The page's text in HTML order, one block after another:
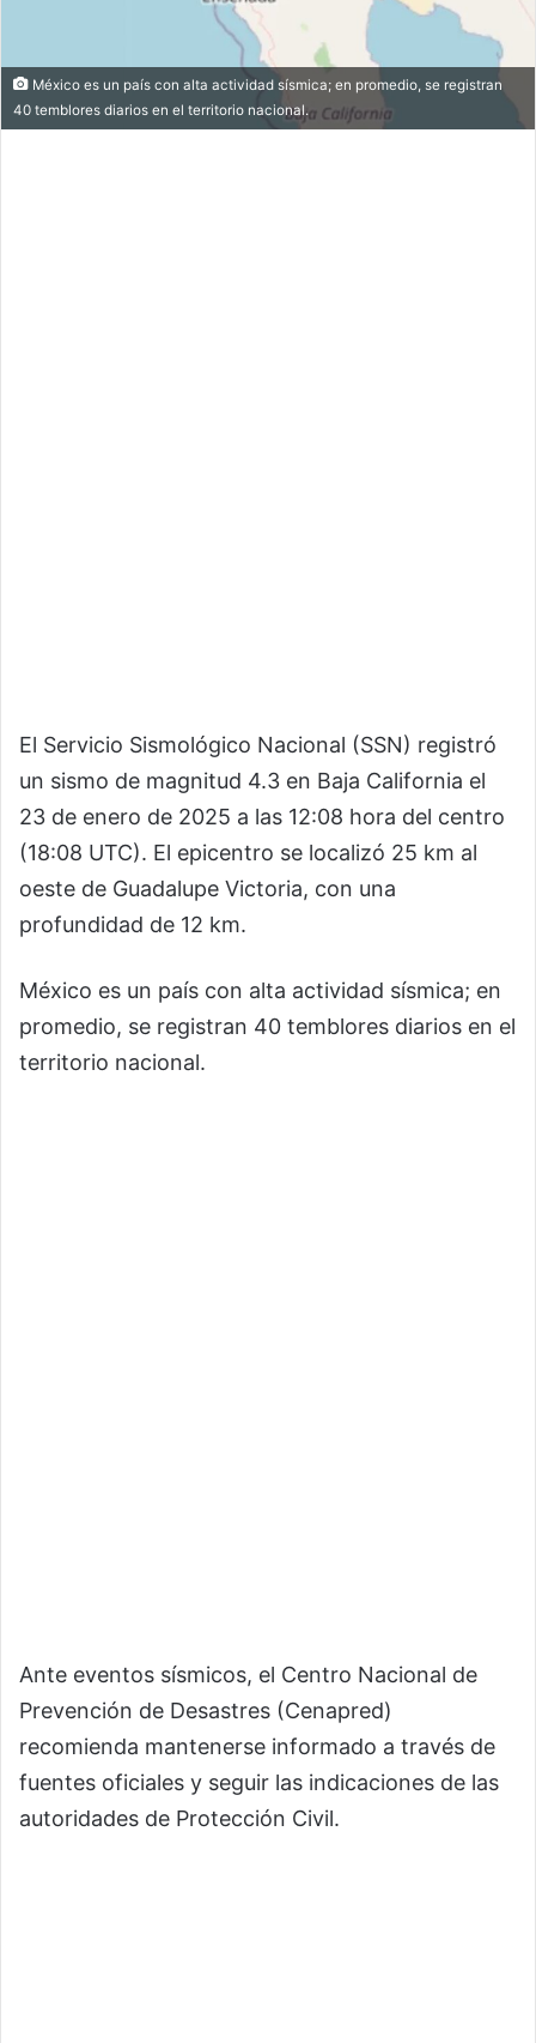
México es un país con alta actividad sísmica; en promedio, se registran
40 temblores diarios en el territorio nacional.
El Servicio Sismológico Nacional (SSN) registró
un sismo de magnitud 4.3 en Baja California el
23 de enero de 2025 a las 12:08 hora del centro
(18:08 UTC). El epicentro se localizó 25 km al
oeste de Guadalupe Victoria, con una
profundidad de 12 km.
México es un país con alta actividad sísmica; en
promedio, se registran 40 temblores diarios en el
territorio nacional.
Ante eventos sísmicos, el Centro Nacional de
Prevención de Desastres (Cenapred)
recomienda mantenerse informado a través de
fuentes oficiales y seguir las indicaciones de las
autoridades de Protección Civil.